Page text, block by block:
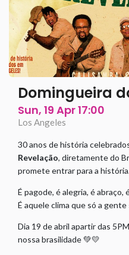
Domingueira
Sun, 19 Apr 17:00
Los Angeles
30 anos de história
Revelação, diretamente do
promete entrar para a
É pagode, é alegria, é
É aquele clima que só a gente
Dia 19 de abril apartir das
nossa brasilidade 💚💛